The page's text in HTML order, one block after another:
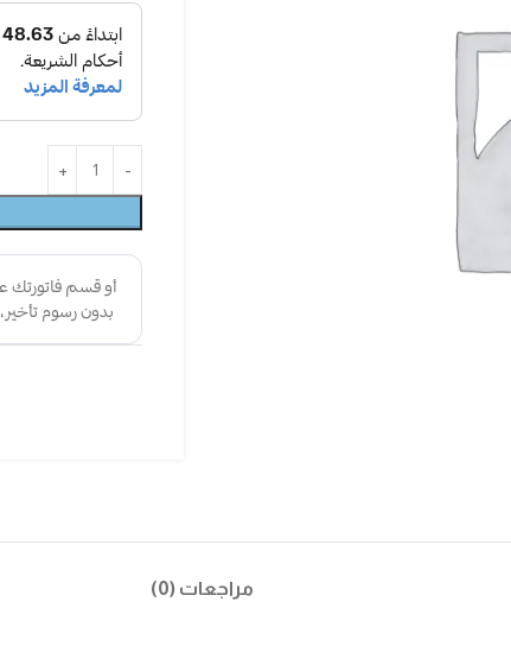
مراجعات (0)